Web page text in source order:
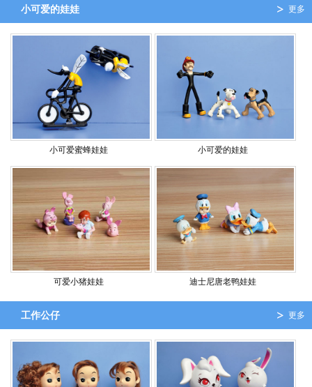
更多
小可爱的娃娃
小可爱蜜蜂娃娃 小可爱的娃娃
可爱小猪娃娃 迪士尼唐老鸭娃娃
更多
工作公仔